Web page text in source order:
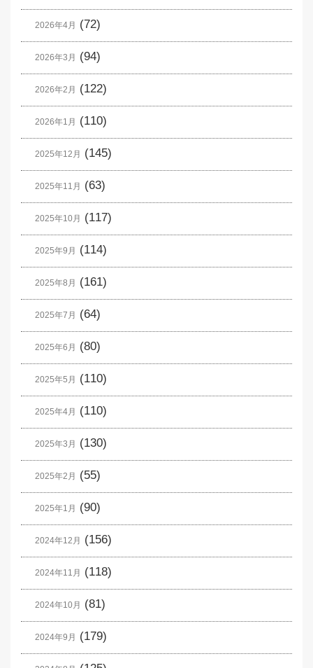
2026年4月 (72)
2026年3月 (94)
2026年2月 (122)
2026年1月 (110)
2025年12月 (145)
2025年11月 (63)
2025年10月 (117)
2025年9月 (114)
2025年8月 (161)
2025年7月 (64)
2025年6月 (80)
2025年5月 (110)
2025年4月 (110)
2025年3月 (130)
2025年2月 (55)
2025年1月 (90)
2024年12月 (156)
2024年11月 (118)
2024年10月 (81)
2024年9月 (179)